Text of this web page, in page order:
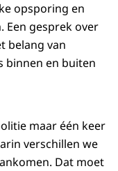
opsporing en
Een gesprek over
belang van
binnen en buiten
maar één keer
verschillen we
Dat moet